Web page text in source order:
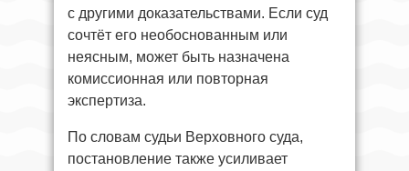
с другими доказательствами. Если суд
сочтёт его необоснованным или
неясным, может быть назначена
комиссионная или повторная
экспертиза.
По словам судьи Верховного суда,
постановление также усиливает